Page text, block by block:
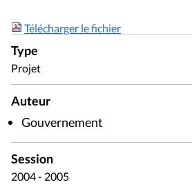
Télécharger le fichier
Type
Projet
Auteur
Gouvernement
Session
2004 - 2005